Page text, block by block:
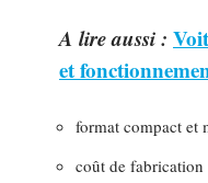
A lire aussi :
et
format compact et
coût de fabrication